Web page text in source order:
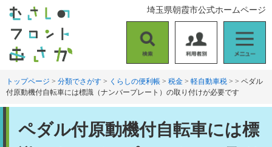
す
。
し
て
索
用
者
別
ニ
ュ
ー
埼玉県朝霞市公式ホームページ
トップページ > 分類でさがす > くらしの便利帳 > 税金 > 軽自動車税 > > ペダル
付原動機付自転車には標識（ナンバープレート）の取り付けが必要です
ペダル付原動機付自転車には標